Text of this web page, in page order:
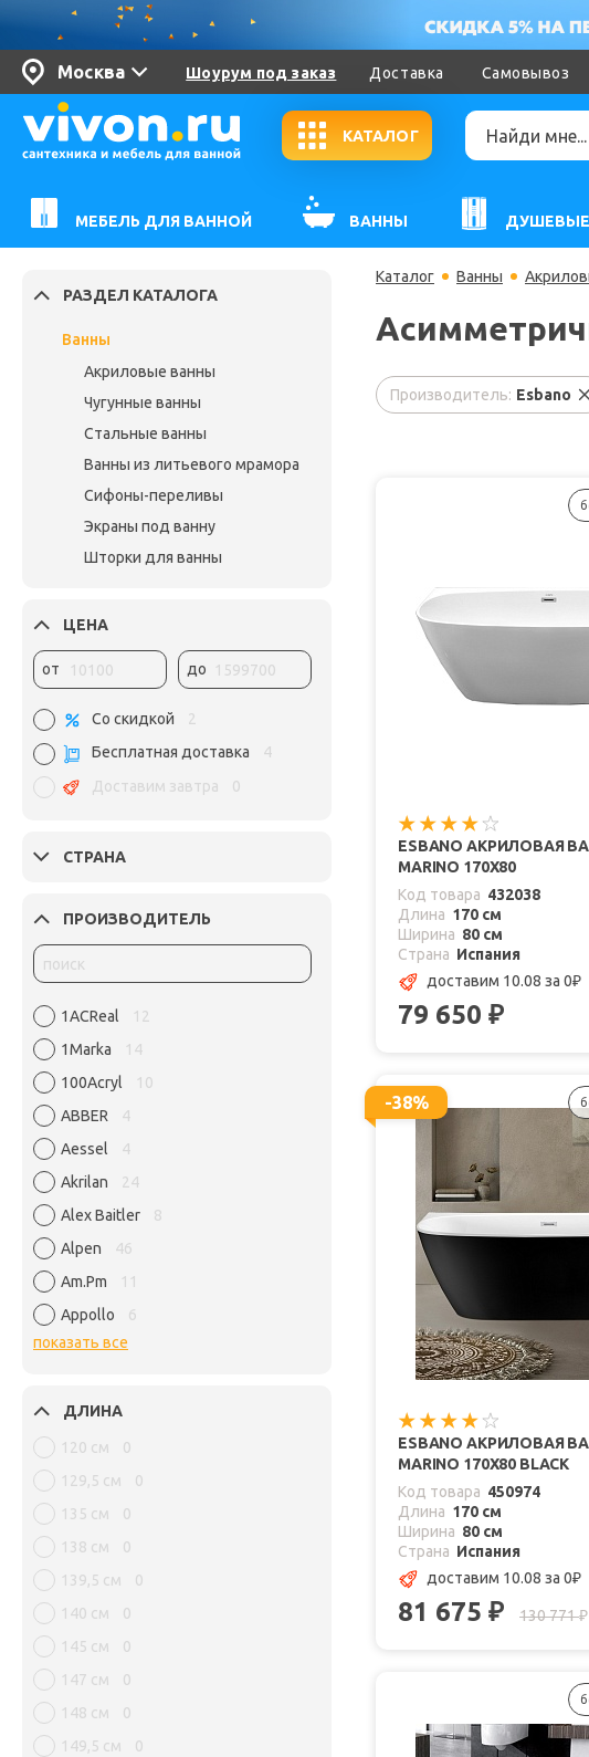
Москва Шоурум под заказ Доставка Самовывоз
КАТАЛОГ
МЕБЕЛЬ ДЛЯ ВАННОЙ ВАННЫ
РАЗДЕЛ КАТАЛОГА
Ванны
Акриловые ванны
Чугунные ванны
Стальные ванны
Ванны из литьевого мрамора
Сифоны-переливы
Экраны под ванну
Шторки для ванны
ЦЕНА
от до
Со скидкой
2
Бесплатная доставка
4
Доставим завтра
0
СТРАНА
ПРОИЗВОДИТЕЛЬ
1ACReal
12
1Marka
14
100Acryl
10
ABBER
4
Aessel
4
Akrilan
24
Alex Baitler
8
Alpen
46
Am.Pm
11
Appollo
6
показать все
ДЛИНА
120 см
0
129,5 см
0
135 см
0
138 см
0
139,5 см
0
140 см
0
145 см
0
147 см
0
148 см
0
149,5 см
0
Каталог Ванны
Производитель: Esbano
ESBANO АКРИЛОВАЯ
MARINO 170X80
Код товара 432038
Длина 170 см
Ширина 80 см
Страна Испания
доставим 10.08 за 0₽
79 650 ₽
-38%
ESBANO АКРИЛОВАЯ
MARINO 170X80 BLACK
Код товара 450974
Длина 170 см
Ширина 80 см
Страна Испания
доставим 10.08 за 0₽
81 675 ₽ 130 771₽